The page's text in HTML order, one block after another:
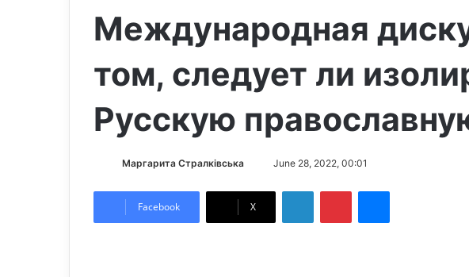
Международная
том, следует ли
Русскую
Маргарита Стралківська
n
d
June 28, 2022, 00:01
Facebook X